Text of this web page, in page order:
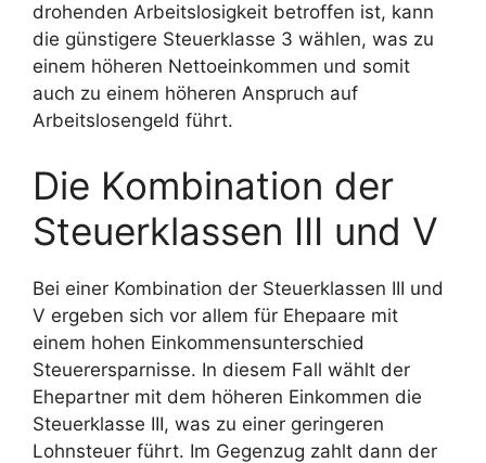
drohenden Arbeitslosigkeit betroffen ist, kann
die günstigere Steuerklasse 3 wählen, was zu
einem höheren Nettoeinkommen und somit
auch zu einem höheren Anspruch auf
Arbeitslosengeld führt.
Die Kombination der
Steuerklassen III und V
Bei einer Kombination der Steuerklassen III und
V ergeben sich vor allem für Ehepaare mit
einem hohen Einkommensunterschied
Steuerersparnisse. In diesem Fall wählt der
Ehepartner mit dem höheren Einkommen die
Steuerklasse III, was zu einer geringeren
Lohnsteuer führt. Im Gegenzug zahlt dann der